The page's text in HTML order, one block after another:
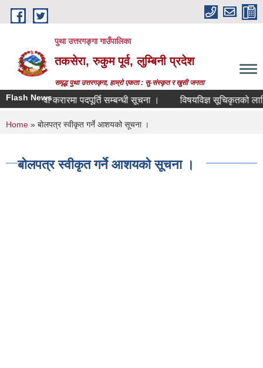
Skip to main content
पुथा उत्तरगङ्गा गाउँपालिका
तकसेरा, रुकुम पूर्व, लुम्बिनी प्रदेश
समृद्ध पुथा उत्तरगङ्गा, हाम्रो एकता : सु-संस्कृत र खुसी जनता
Flash News
सेवा करारमा पदपूर्ति सम्बन्धी सूचना । विषयविज्ञ सूचिकृतको लागि
You are here
Home » बोलपत्र स्वीकृत गर्ने आशयको सूचना ।
बोलपत्र स्वीकृत गर्ने आशयको सूचना ।